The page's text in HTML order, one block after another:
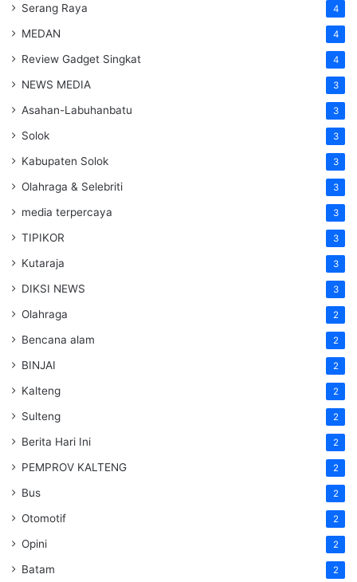
Serang Raya 4
MEDAN 4
Review Gadget Singkat 4
NEWS MEDIA 3
Asahan-Labuhanbatu 3
Solok 3
Kabupaten Solok 3
Olahraga & Selebriti 3
media terpercaya 3
TIPIKOR 3
Kutaraja 3
DIKSI NEWS 3
Olahraga 2
Bencana alam 2
BINJAI 2
Kalteng 2
Sulteng 2
Berita Hari Ini 2
PEMPROV KALTENG 2
Bus 2
Otomotif 2
Opini 2
Batam 2